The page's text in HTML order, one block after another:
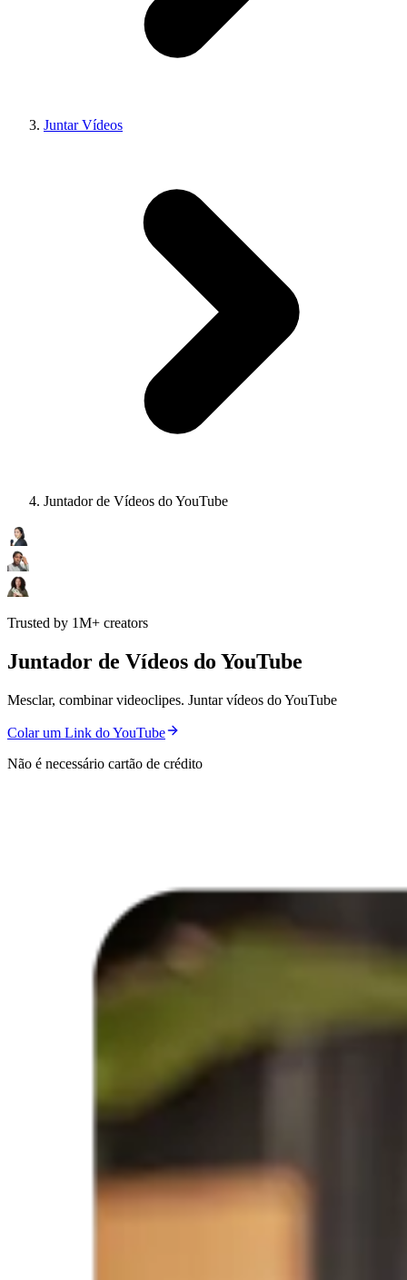
Juntar Vídeos
Juntador de Vídeos do YouTube
Trusted by 1M+ creators
Juntador de Vídeos do YouTube
Mesclar, combinar videoclipes. Juntar vídeos do YouTube
Colar um Link do YouTube
Não é necessário cartão de crédito